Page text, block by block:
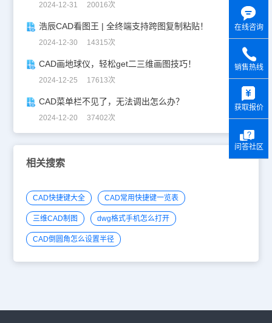
2024-12-31 20016次
浩辰CAD看图王 | 全终端支持跨图复制粘贴！
2024-12-30 14315次
CAD画地球仪，轻松get二三维画图技巧！
2024-12-25 17613次
CAD菜单栏不见了，无法调出怎么办？
2024-12-20 37402次
相关搜索
CAD快捷键大全 CAD常用快捷键一览表
三维CAD制图 dwg格式手机怎么打开
CAD倒圆角怎么设置半径
在线咨询
销售热线
获取报价
问答社区